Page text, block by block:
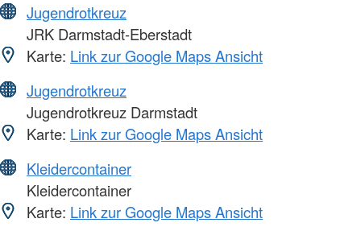
Jugendrotkreuz
JRK Darmstadt-Eberstadt
Karte: Link zur Google Maps Ansicht
Jugendrotkreuz
Jugendrotkreuz Darmstadt
Karte: Link zur Google Maps Ansicht
Kleidercontainer
Kleidercontainer
Karte: Link zur Google Maps Ansicht